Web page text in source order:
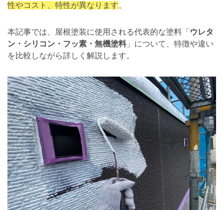
性やコスト、特性が異なります。
本記事では、屋根塗装に使用される代表的な塗料「 ウレタ
ン・シリコン・フッ素・無機塗料」について、特徴や違い
を比較しながら詳しく解説します。